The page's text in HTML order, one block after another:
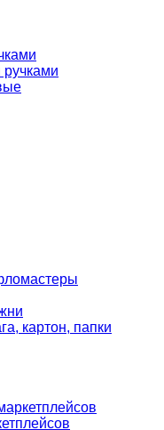
картон, папки